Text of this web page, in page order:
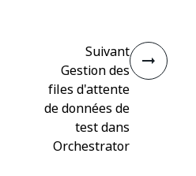
Suivant
Gestion des
files d'attente
de données de
test dans
Orchestrator